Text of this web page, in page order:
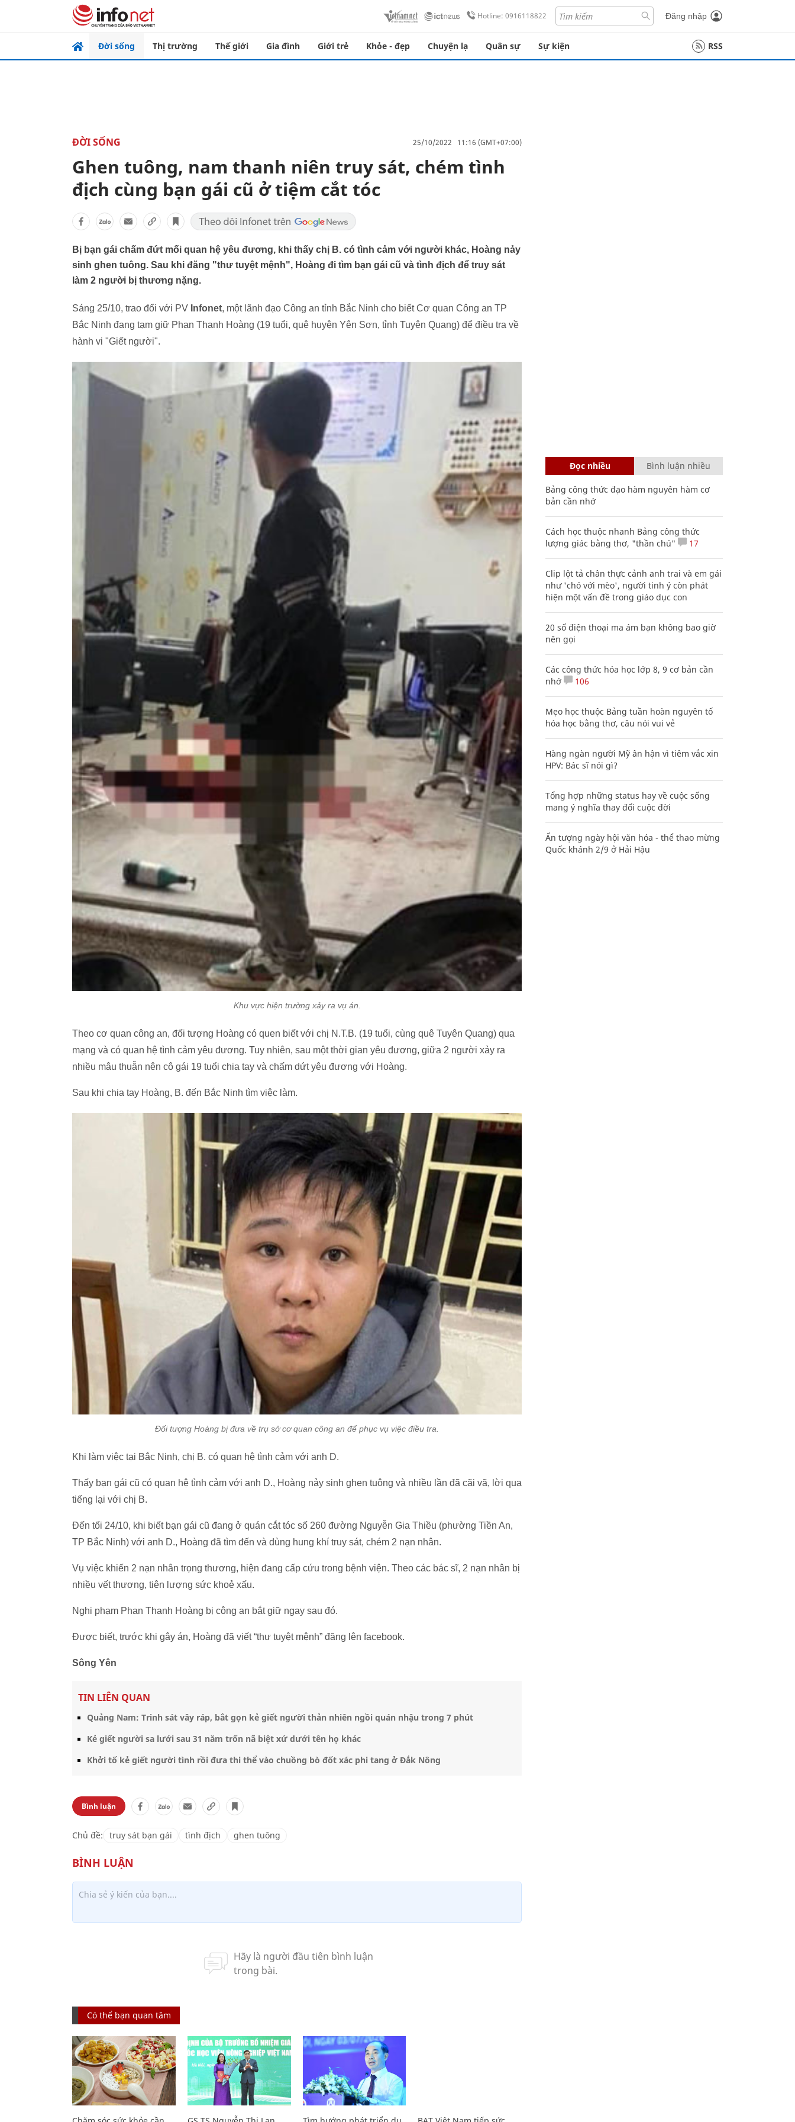
Hotline: 0916118822 Đăng nhập
Đời sống Thị trường Thế giới Gia đình Giới trẻ Khỏe - đẹp Chuyện lạ Quân sự Sự kiện RSS
ĐỜI SỐNG 25/10/2022 11:16 (GMT+07:00)
Ghen tuông, nam thanh niên truy sát, chém tình
địch cùng bạn gái cũ ở tiệm cắt tóc
Bị bạn gái chấm đứt mối quan hệ yêu đương, khi thấy chị B. có tình cảm với người khác, Hoàng nảy
sinh ghen tuông. Sau khi đăng "thư tuyệt mệnh", Hoàng đi tìm bạn gái cũ và tình địch để truy sát
làm 2 người bị thương nặng.
Sáng 25/10, trao đổi với PV Infonet, một lãnh đạo Công an tỉnh Bắc Ninh cho biết Cơ quan Công an TP
Bắc Ninh đang tạm giữ Phan Thanh Hoàng (19 tuổi, quê huyện Yên Sơn, tỉnh Tuyên Quang) để điều tra về
hành vi "Giết người".
Khu vực hiện trường xảy ra vụ án.
Theo cơ quan công an, đối tượng Hoàng có quen biết với chị N.T.B. (19 tuổi, cùng quê Tuyên Quang) qua
mạng và có quan hệ tình cảm yêu đương. Tuy nhiên, sau một thời gian yêu đương, giữa 2 người xảy ra
nhiều mâu thuẫn nên cô gái 19 tuổi chia tay và chấm dứt yêu đương với Hoàng.
Sau khi chia tay Hoàng, B. đến Bắc Ninh tìm việc làm.
Đối tượng Hoàng bị đưa về trụ sở cơ quan công an để phục vụ việc điều tra.
Khi làm việc tại Bắc Ninh, chị B. có quan hệ tình cảm với anh D.
Thấy bạn gái cũ có quan hệ tình cảm với anh D., Hoàng nảy sinh ghen tuông và nhiều lần đã cãi vã, lời qua
tiếng lại với chị B.
Đến tối 24/10, khi biết bạn gái cũ đang ở quán cắt tóc số 260 đường Nguyễn Gia Thiều (phường Tiền An,
TP Bắc Ninh) với anh D., Hoàng đã tìm đến và dùng hung khí truy sát, chém 2 nạn nhân.
Vụ việc khiến 2 nạn nhân trọng thương, hiện đang cấp cứu trong bệnh viện. Theo các bác sĩ, 2 nạn nhân bị
nhiều vết thương, tiên lượng sức khoẻ xấu.
Nghi phạm Phan Thanh Hoàng bị công an bắt giữ ngay sau đó.
Được biết, trước khi gây án, Hoàng đã viết “thư tuyệt mệnh” đăng lên facebook.
Sông Yên
TIN LIÊN QUAN
Quảng Nam: Trinh sát vây ráp, bắt gọn kẻ giết người thản nhiên ngồi quán nhậu trong 7 phút
Kẻ giết người sa lưới sau 31 năm trốn nã biệt xứ dưới tên họ khác
Khởi tố kẻ giết người tình rồi đưa thi thể vào chuồng bò đốt xác phi tang ở Đắk Nông
Bình luận
Chủ đề: truy sát bạn gái tình địch ghen tuông
Có thể bạn quan tâm
Đọc nhiều Bình luận nhiều
Bảng công thức đạo hàm nguyên hàm cơ
bản cần nhớ
Cách học thuộc nhanh Bảng công thức
lượng giác bằng thơ, "thần chú"
17
Clip lột tả chân thực cảnh anh trai và em gái
như 'chó với mèo', người tinh ý còn phát
hiện một vấn đề trong giáo dục con
20 số điện thoại ma ám bạn không bao giờ
nên gọi
Các công thức hóa học lớp 8, 9 cơ bản cần
nhớ
106
Mẹo học thuộc Bảng tuần hoàn nguyên tố
hóa học bằng thơ, câu nói vui vẻ
Hàng ngàn người Mỹ ân hận vì tiêm vắc xin
HPV: Bác sĩ nói gì?
Tổng hợp những status hay về cuộc sống
mang ý nghĩa thay đổi cuộc đời
Ấn tượng ngày hội văn hóa - thể thao mừng
Quốc khánh 2/9 ở Hải Hậu